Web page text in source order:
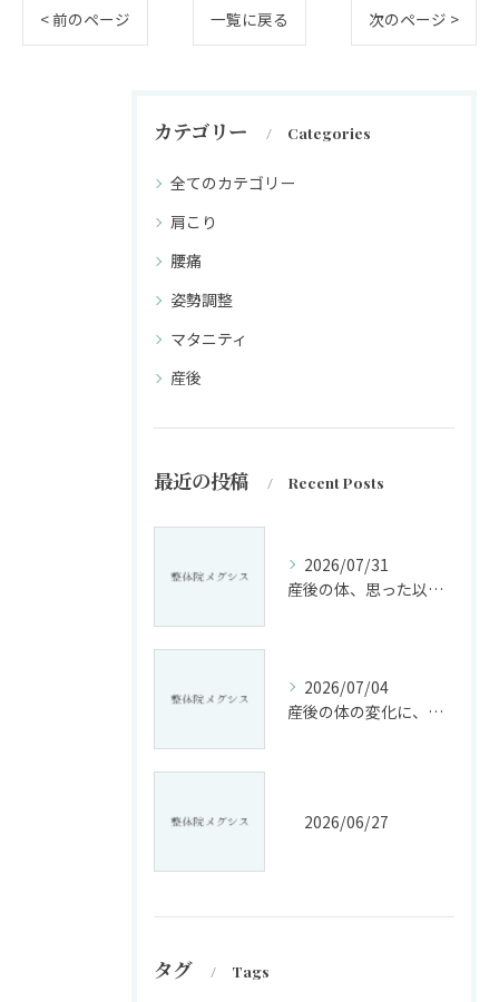
< 前のページ 一覧に戻る 次のページ >
カテゴリー Categories
全てのカテゴリー
肩こり
腰痛
姿勢調整
マタニティ
産後
最近の投稿 Recent Posts
2026/07/31
産後の体、思った以上に変化していませんか?
2026/07/04
産後の体の変化に、戸惑っていませんか?
2026/06/27
タグ Tags